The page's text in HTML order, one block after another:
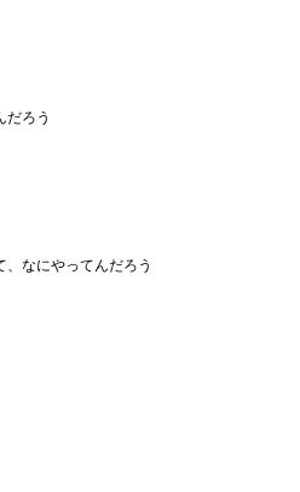
だろう
なにやってんだろう